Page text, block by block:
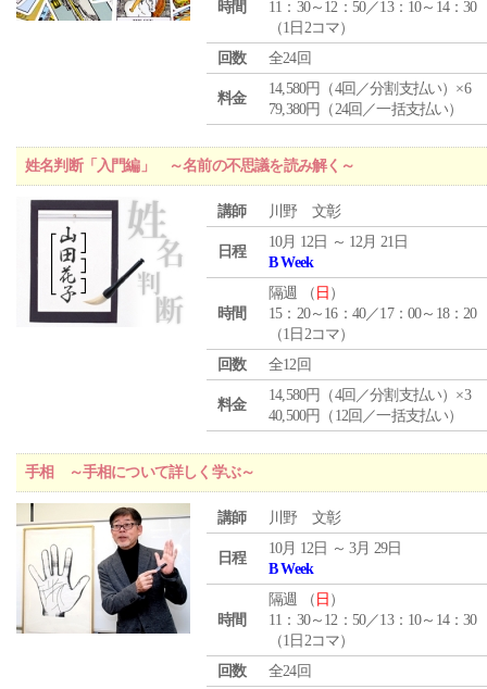
時間
11：30～12：50／13：10～14：30
（1日2コマ）
回数
全24回
料金
14,580円（4回／分割支払い）×6
79,380円（24回／一括支払い）
姓名判断「入門編」 ～名前の不思議を読み解く～
講師 川野 文彰
日程
10月 12日 ～ 12月 21日
B Week
時間
隔週 （ 日 ）
15：20～16：40／17：00～18：20
（1日2コマ）
回数
全12回
料金
14,580円（4回／分割支払い）×3
40,500円（12回／一括支払い）
手相 ～手相について詳しく学ぶ～
講師 川野 文彰
日程
10月 12日 ～ 3月 29日
B Week
時間
隔週 （ 日 ）
11：30～12：50／13：10～14：30
（1日2コマ）
回数
全24回